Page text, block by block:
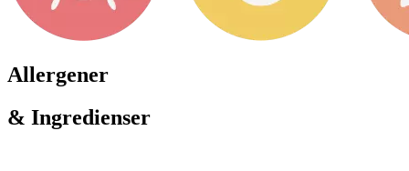
Allergener
& Ingredienser